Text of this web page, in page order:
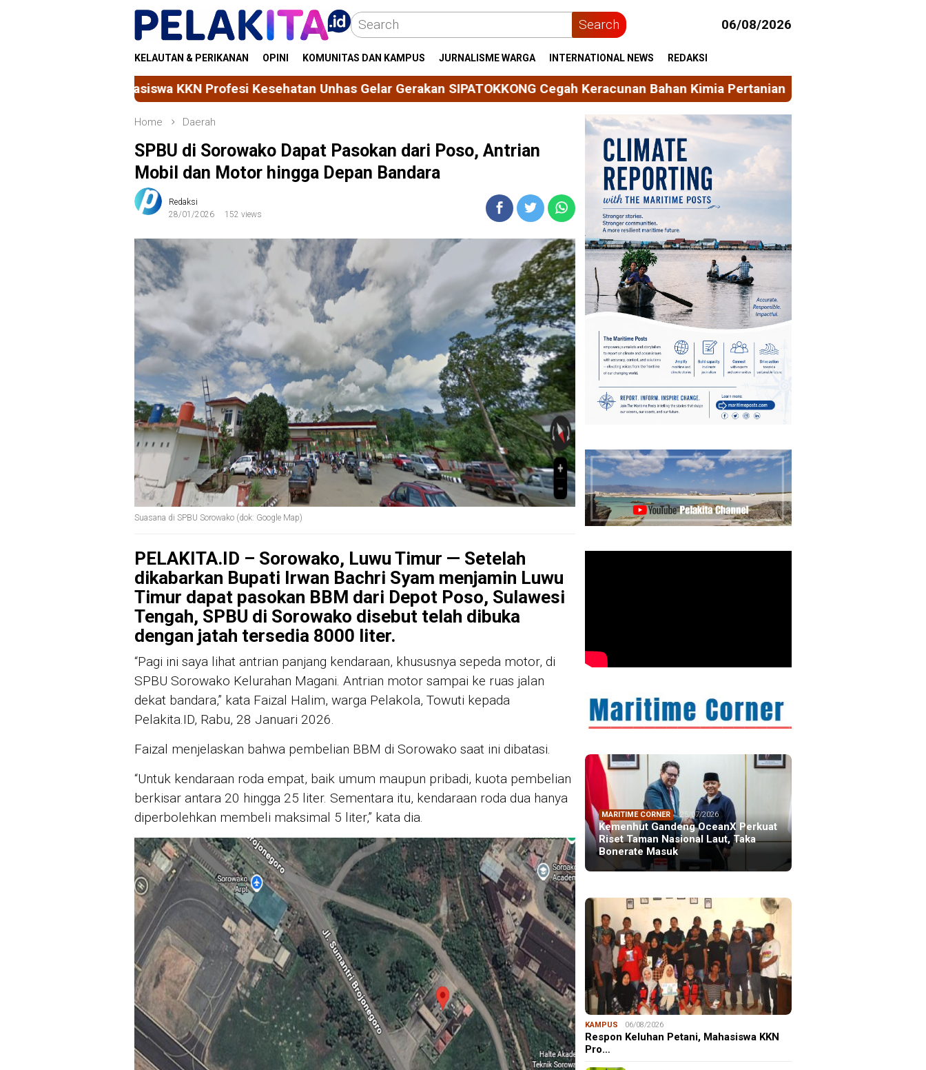
Skip
Search 06/08/2026
KELAUTAN & PERIKANAN OPINI KOMUNITAS DAN KAMPUS JURNALISME WARGA INTERNATIONAL NEWS REDAKSI
Profesi Kesehatan Unhas Gelar Gerakan SIPATOKKONG Cegah Keracunan Bahan Kimia Pertanian Mahasiswa KKN Gelombang 116 Unhas Rintis
Home Daerah
SPBU di Sorowako Dapat Pasokan dari Poso, Antrian
Mobil dan Motor hingga Depan Bandara
Redaksi
28/01/2026
152 views
Suasana di SPBU Sorowako (dok: Google Map)
PELAKITA.ID – Sorowako, Luwu Timur — Setelah
dikabarkan Bupati Irwan Bachri Syam menjamin Luwu
Timur dapat pasokan BBM dari Depot Poso, Sulawesi
Tengah, SPBU di Sorowako disebut telah dibuka
dengan jatah tersedia 8000 liter.
“Pagi ini saya lihat antrian panjang kendaraan, khususnya sepeda motor, di
SPBU Sorowako Kelurahan Magani. Antrian motor sampai ke ruas jalan
dekat bandara,” kata Faizal Halim, warga Pelakola, Towuti kepada
Pelakita.ID, Rabu, 28 Januari 2026.
Faizal menjelaskan bahwa pembelian BBM di Sorowako saat ini dibatasi.
“Untuk kendaraan roda empat, baik umum maupun pribadi, kuota pembelian
berkisar antara 20 hingga 25 liter. Sementara itu, kendaraan roda dua hanya
diperbolehkan membeli maksimal 5 liter,” kata dia.
MARITIME CORNER 25/07/2026
Kemenhut Gandeng OceanX Perkuat
Riset Taman Nasional Laut, Taka
Bonerate Masuk
KAMPUS 06/08/2026
Respon Keluhan Petani, Mahasiswa KKN
Pro…